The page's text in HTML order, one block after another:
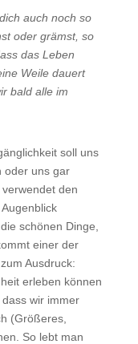
auch noch so
oder grämst, so
das Leben
Weile dauert
bald alle im
soll uns
oder uns gar
den
schönen Dinge,
einer der
Ausdruck:
erleben können
wir immer
(Größeres,
So lebt man